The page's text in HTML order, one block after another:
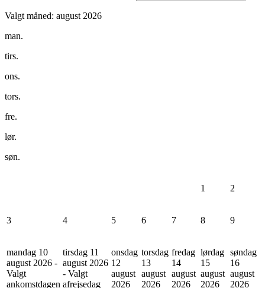
Valgt måned: august 2026
man.
tirs.
ons.
tors.
fre.
lør.
søn.
1 2
3 4 5 6 7 8 9
mandag 10
august 2026 -
Valgt
ankomstdagen
tirsdag 11
august 2026
- Valgt
afrejsedag
onsdag
12
august
2026
torsdag
13
august
2026
fredag
14
august
2026
lørdag
15
august
2026
søndag
16
august
2026